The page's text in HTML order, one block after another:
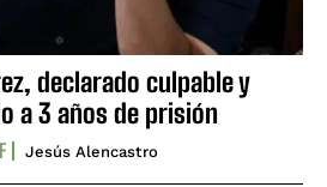
declarado culpable y
a 3 años de prisión
Jesús Alencastro